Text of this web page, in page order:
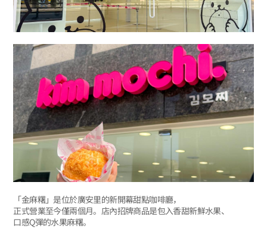
「金麻糬」是位於廣安里的新開幕甜點咖啡廳，
正式營業至今僅兩個月。店內招牌商品是包入香甜新鮮水果、
口感Q彈的水果麻糬。